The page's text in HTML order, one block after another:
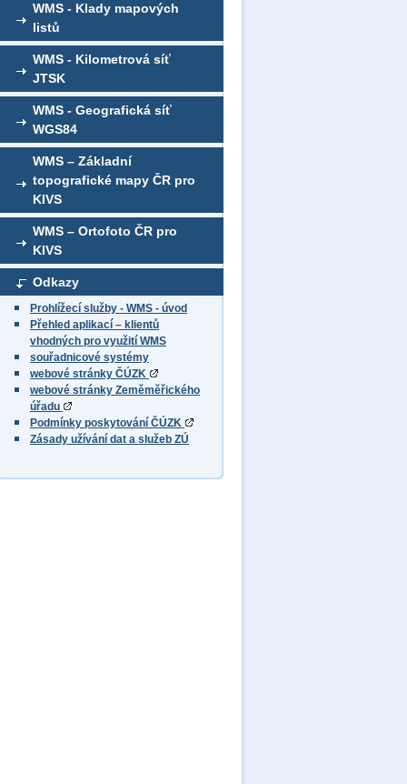
WMS - Klady mapových
listů
WMS - Kilometrová síť
JTSK
WMS - Geografická síť
WGS84
WMS – Základní
topografické mapy ČR pro
KIVS
WMS – Ortofoto ČR pro
KIVS
Odkazy
Prohlížecí služby - WMS - úvod
Přehled aplikací – klientů
vhodných pro využití WMS
souřadnicové systémy
webové stránky ČÚZK
webové stránky Zeměměřického
úřadu
Podmínky poskytování ČÚZK
Zásady užívání dat a služeb ZÚ